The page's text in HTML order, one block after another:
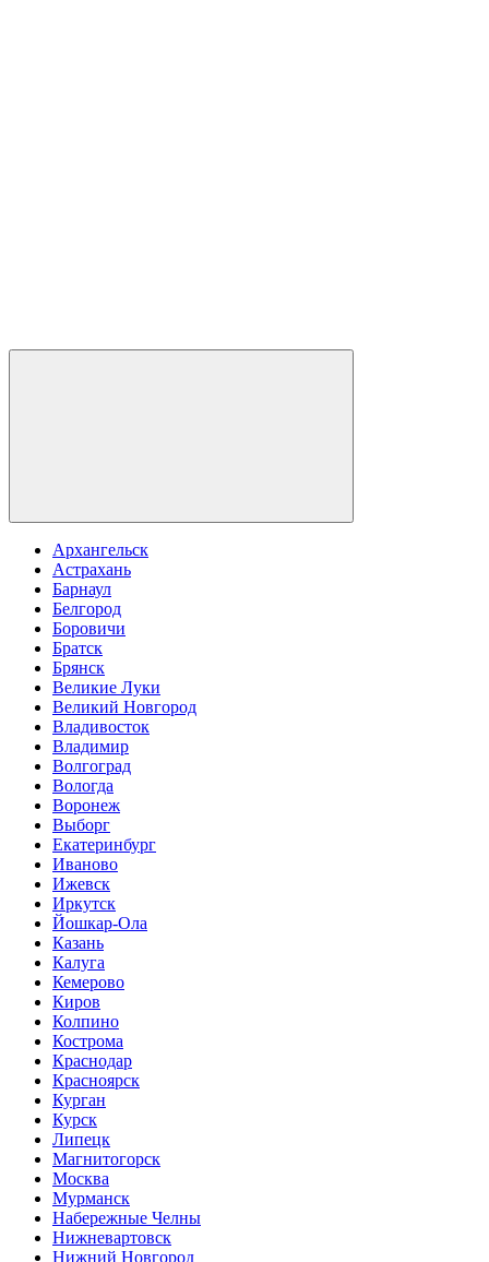
Архангельск
Астрахань
Барнаул
Белгород
Боровичи
Братск
Брянск
Великие Луки
Великий Новгород
Владивосток
Владимир
Волгоград
Вологда
Воронеж
Выборг
Екатеринбург
Иваново
Ижевск
Иркутск
Йошкар-Ола
Казань
Калуга
Кемерово
Киров
Колпино
Кострома
Краснодар
Красноярск
Курган
Курск
Липецк
Магнитогорск
Москва
Мурманск
Набережные Челны
Нижневартовск
Нижний Новгород